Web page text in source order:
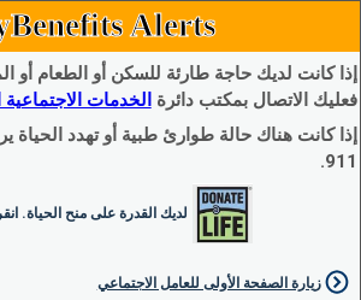
Alerts
إذا كانت لديك حاجة طارئة للسكن أو الطعام أو
فعليك الاتصال بمكتب دائرة الخدمات الاجتماعية
إذا كانت هناك حالة طوارئ طبية أو تهدد الحياة
911.
لديك القدرة على منح الحياة.
زيارة الصفحة الأولى للعامل الاجتماعي